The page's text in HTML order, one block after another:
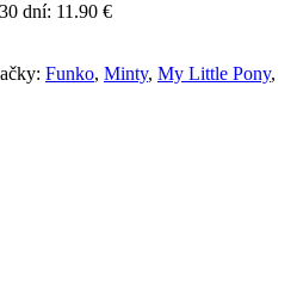
dní: 11.90 €
Funko, Minty, My Little Pony,